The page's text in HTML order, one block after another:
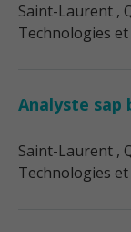
Saint-Laurent ,
Technologies
Analyste sap
Saint-Laurent ,
Technologies